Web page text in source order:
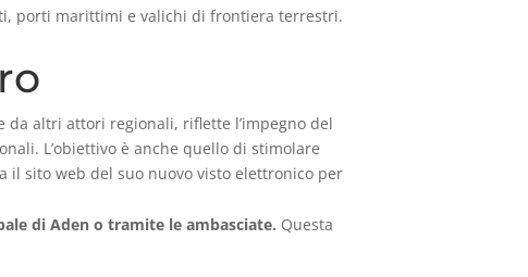
porti marittimi e valichi di frontiera terrestri.
da altri attori regionali, riflette l’impegno del
L’obiettivo è anche quello di stimolare
il sito web del suo nuovo visto elettronico per
di Aden o tramite le ambasciate. Questa